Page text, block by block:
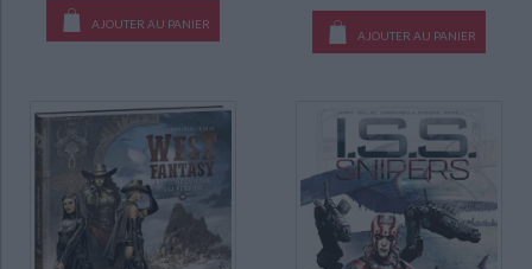
Les contes du Korrigan (8)
Merlin : la quête de l'épée (8)
DISPONIBILITÉ
epuise (156)
disponible (153)
a-paraitre (6)
manquant (6)
AJOUTER AU PANIER
AJOUTER AU PANIER